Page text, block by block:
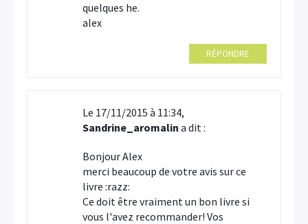
quelques he.
alex
RÉPONDRE
Le 17/11/2015 à 11:34,
Sandrine_aromalin a dit :
Bonjour Alex
merci beaucoup de votre avis sur ce
livre :razz:
Ce doit être vraiment un bon livre si
vous l'avez recommander! Vos